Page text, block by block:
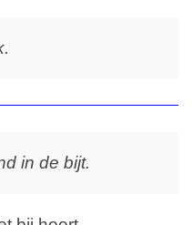
in de bijt.